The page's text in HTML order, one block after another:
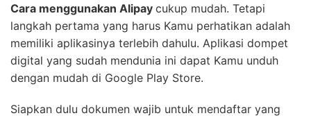
Cara menggunakan Alipay cukup mudah. Tetapi
langkah pertama yang harus Kamu perhatikan adalah
memiliki aplikasinya terlebih dahulu. Aplikasi dompet
digital yang sudah mendunia ini dapat Kamu unduh
dengan mudah di Google Play Store.
Siapkan dulu dokumen wajib untuk mendaftar yang